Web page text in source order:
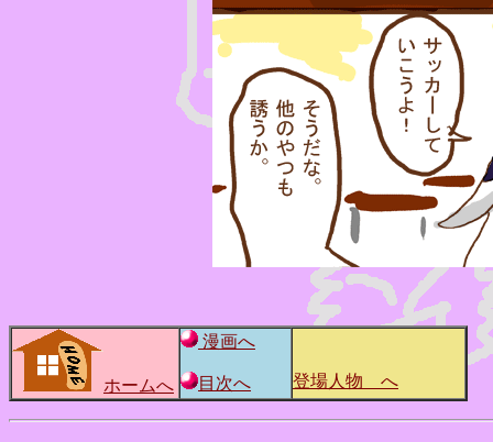
ホームへ
漫画へ
目次へ 登場人物 へ